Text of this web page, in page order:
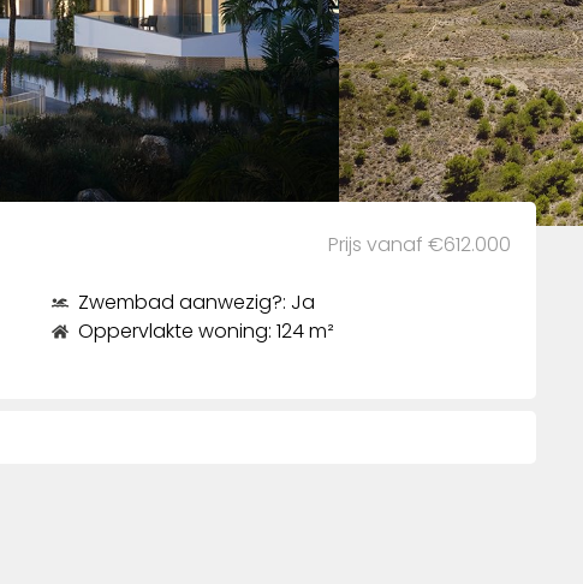
Prijs vanaf €612.000
Zwembad aanwezig?: Ja
Oppervlakte woning: 124 m²